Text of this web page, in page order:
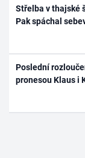
Střelba v thajské
Pak spáchal
Poslední
pronesou Klaus i